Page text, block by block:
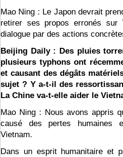
Mao Ning : Le Japon devrait
retirer ses propos erronés
dialogue par des actions
Beijing Daily : Des pluies
plusieurs typhons ont
et causant des dégâts
sujet ? Y a-t-il des
La Chine va-t-elle aider le
Mao Ning : Nous avons appris
causé des pertes humaines
Vietnam.
Dans un esprit humanitaire et